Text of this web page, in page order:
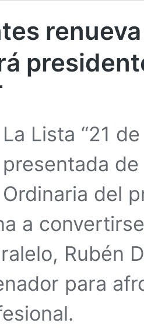
La Lista “21
presentada
Ordinaria del
a
Rubén
para